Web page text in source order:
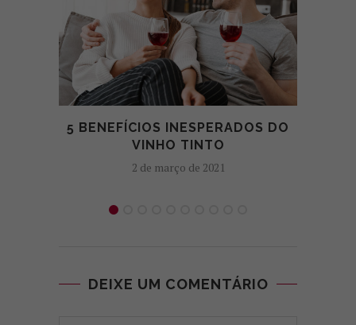
5 BENEFÍCIOS INESPERADOS DO
VINHO TINTO
2 de março de 2021
DEIXE UM COMENTÁRIO